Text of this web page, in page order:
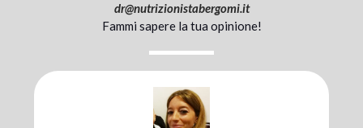
dr@nutrizionistabergomi.it
Fammi sapere la tua opinione!